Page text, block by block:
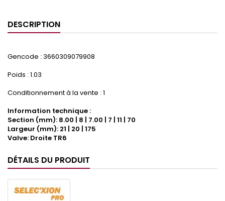
DESCRIPTION
Gencode : 3660309079908
Poids : 1.03
Conditionnement à la vente : 1
Information technique :
Section (mm): 8.00 | 8 | 7.00 | 7 | 11 | 70
Largeur (mm): 21 | 20 | 175
Valve: Droite TR6
DÉTAILS DU PRODUIT